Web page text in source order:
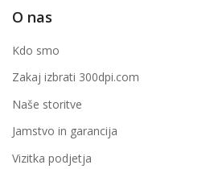
O nas
Kdo smo
Zakaj izbrati 300dpi.com
Naše storitve
Jamstvo in garancija
Vizitka podjetja